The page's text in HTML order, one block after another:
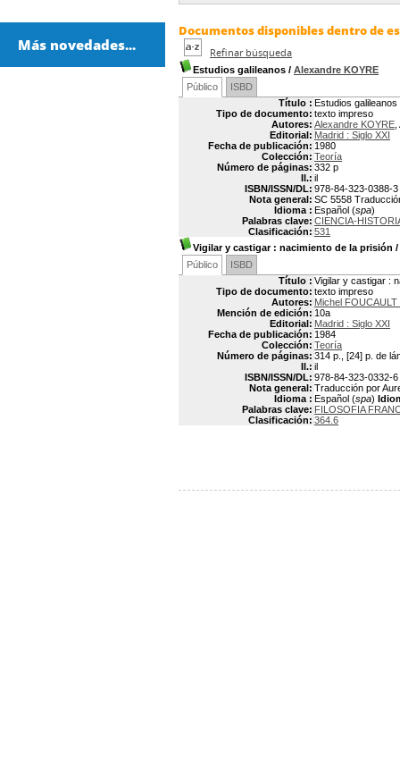
Documentos disponibles dentro de
Refinar búsqueda
Estudios galileanos / Alexandre KOYRE
Público
ISBD
Título : Estudios galileanos
Tipo de documento: texto impreso
Autores: Alexandre KOYRE
Editorial: Madrid : Siglo XXI
Fecha de publicación: 1980
Colección: Teoría
Número de páginas: 332 p
Il.: il
ISBN/ISSN/DL: 978-84-323-0388-3
Nota general: SC 5558
Idioma : Español (spa)
Palabras clave: CIENCIA-
Clasificación: 531
Vigilar y castigar: nacimiento de la prisión /
Público
ISBD
Título : Vigilar y castigar :
Tipo de documento: texto impreso
Autores: Michel
Mención de edición: 10a
Editorial: Madrid : Siglo XXI
Fecha de publicación: 1984
Colección: Teoría
Número de páginas: 314 p., [24] p. de
Il.: il
ISBN/ISSN/DL: 978-84-323-0332-6
Nota general: Traducción por
Idioma : Español (spa)
Palabras clave: FILOSOFIA
Clasificación: 364.6
Más novedades...